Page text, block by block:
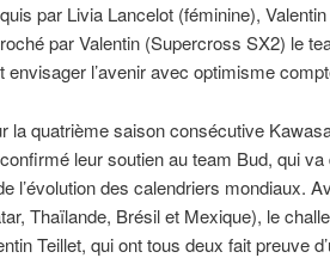
par Livia Lancelot (féminine),
par Valentin (Supercross SX2) le
envisager l’avenir avec optimisme
la quatrième saison consécutive
leur soutien au team Bud, qui
l’évolution des calendriers mondiaux.
Thaïlande, Brésil et Mexique), le
Teillet, qui ont tous deux fait preuve